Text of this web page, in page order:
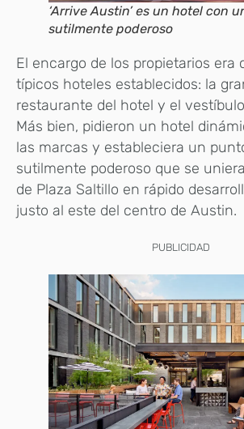
‘Arrive Austin’ es un hotel con
sutilmente poderoso
El encargo de los propietarios era
típicos hoteles establecidos: la
restaurante del hotel y el
Más bien, pidieron un hotel
las marcas y estableciera un
sutilmente poderoso que se
de Plaza Saltillo en rápido
justo al este del centro de Austin.
PUBLICIDAD